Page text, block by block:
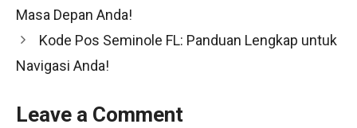
Masa Depan Anda!
Kode Pos Seminole FL: Panduan Lengkap untuk
Navigasi Anda!
Leave a Comment